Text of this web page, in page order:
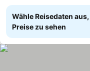
Wähle Reisedaten
Preise zu sehen